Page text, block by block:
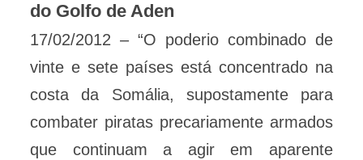
do Golfo de Aden
17/02/2012 – “O poderio combinado de
vinte e sete países está concentrado na
costa da Somália, supostamente para
combater piratas precariamente armados
que continuam a agir em aparente